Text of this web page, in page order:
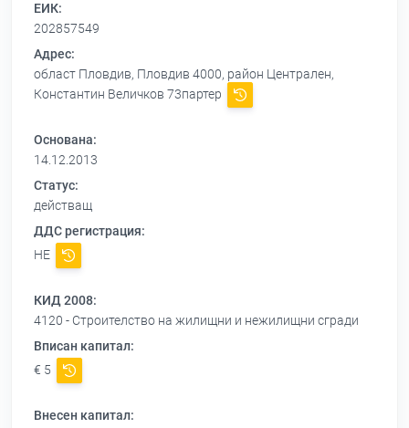
ЕИК:
202857549
Адрес:
област Пловдив, Пловдив 4000, район Централен,
Константин Величков 73партер
Основана:
14.12.2013
Статус:
действащ
ДДС регистрация:
НЕ
КИД 2008:
4120 - Строителство на жилищни и нежилищни сгради
Вписан капитал:
€ 5
Внесен капитал: